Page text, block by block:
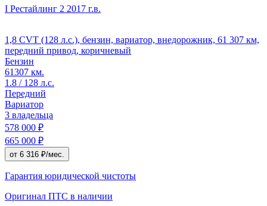
I Рестайлинг 2 2017 г.в.
1,8 CVT (128 л.с.), бензин, вариатор, внедорожник, 61 307 км,
передний привод, коричневый
Бензин
61307 км.
1.8 / 128 л.с.
Передний
Вариатор
3 владельца
578 000 ₽
665 000 ₽
от 6 316 ₽/мес.
Гарантия юридической чистоты
Оригинал ПТС в наличии